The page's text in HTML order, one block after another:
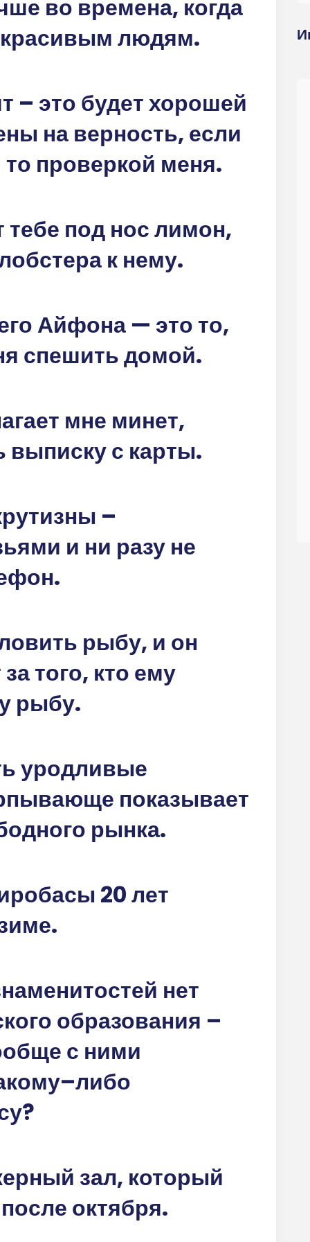
во времена, когда
людям.
– это будет хорошей
на верность, если
проверкой меня.
тебе под нос лимон,
к нему.
Айфона — это то,
спешить домой.
мне минет,
выписку с карты.
–
и ни разу не
рыбу, и он
того, кто ему
рыбу.
уродливые
показывает
рынка.
20 лет
нет
образования –
с ними
зал, который
октября.